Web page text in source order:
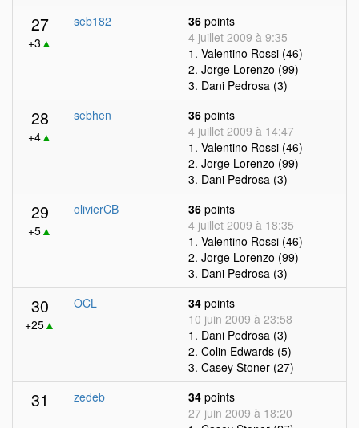
27
+3 ▲
seb182 36 points
4 juillet 2009 à 9:35
1. Valentino Rossi (46)
2. Jorge Lorenzo (99)
3. Dani Pedrosa (3)
28
+4▲
sebhen 36 points
4 juillet 2009 à 14:47
1. Valentino Rossi (46)
2. Jorge Lorenzo (99)
3. Dani Pedrosa (3)
29
+5▲
olivierCB 36 points
4 juillet 2009 à 18:35
1. Valentino Rossi (46)
2. Jorge Lorenzo (99)
3. Dani Pedrosa (3)
30
+25▲
OCL 34 points
10 juin 2009 à 23:58
1. Dani Pedrosa (3)
2. Colin Edwards (5)
3. Casey Stoner (27)
31 zedeb 34 points
27 juin 2009 à 18:20